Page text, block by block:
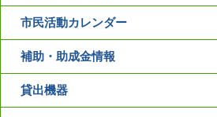
市民活動カレンダー
補助・助成金情報
貸出機器